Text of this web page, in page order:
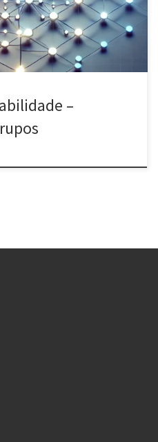
no cluster de percolação.
Passagem.
–